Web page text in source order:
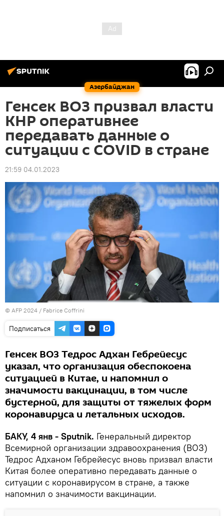
Азербайджан
Генсек ВОЗ призвал власти
КНР оперативнее
передавать данные о
ситуации с COVID в стране
21:59 04.01.2023
© AFP 2024 / Fabrice Coffrini
Подписаться
Генсек ВОЗ Тедрос Адхан Гебрейесус
указал, что организация обеспокоена
ситуацией в Китае, и напомнил о
значимости вакцинации, в том числе
бустерной, для защиты от тяжелых форм
коронавируса и летальных исходов.
БАКУ, 4 янв - Sputnik. Генеральный директор
Всемирной организации здравоохранения (ВОЗ)
Тедрос Адханом Гебрейесус вновь призвал власти
Китая более оперативно передавать данные о
ситуации с коронавирусом в стране, а также
напомнил о значимости вакцинации.